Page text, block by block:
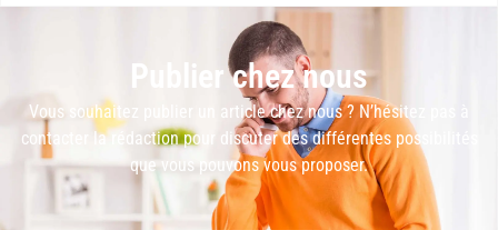
Publier chez nous
Vous souhaitez publier un article chez nous ? N’hésitez pas à
contacter la rédaction pour discuter des différentes possibilités
que vous pouvons vous proposer.